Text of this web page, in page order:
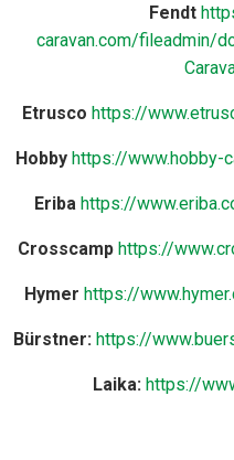
Fendt
caravan.com/fileadmin/
Etrusco https://
Hobby https://www.hobby-
Eriba https://
Crosscamp https://
Hymer https://
Bürstner: https://
Laika: https://